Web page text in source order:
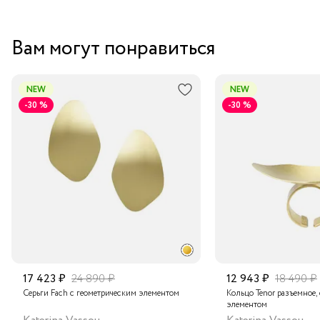
Вам могут понравиться
NEW
-30 %
17 423 ₽ 24 890 ₽
Серьги Fach с геометрическим элементом
NEW
-30 %
12 943 ₽ 18 490 ₽
Кольцо Tenor
элементом